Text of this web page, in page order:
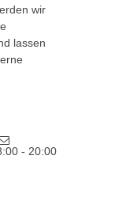
wir
lassen
- 20:00